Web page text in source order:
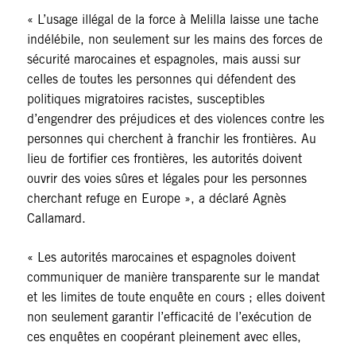
« L’usage illégal de la force à Melilla laisse une tache
indélébile, non seulement sur les mains des forces de
sécurité marocaines et espagnoles, mais aussi sur
celles de toutes les personnes qui défendent des
politiques migratoires racistes, susceptibles
d’engendrer des préjudices et des violences contre les
personnes qui cherchent à franchir les frontières. Au
lieu de fortifier ces frontières, les autorités doivent
ouvrir des voies sûres et légales pour les personnes
cherchant refuge en Europe », a déclaré Agnès
Callamard.
« Les autorités marocaines et espagnoles doivent
communiquer de manière transparente sur le mandat
et les limites de toute enquête en cours ; elles doivent
non seulement garantir l’efficacité de l’exécution de
ces enquêtes en coopérant pleinement avec elles,